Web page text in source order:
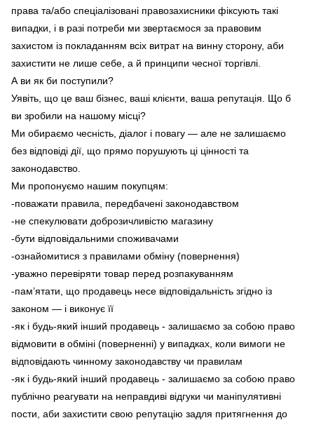
права та/або спеціалізовані правозахисники фіксують такі
випадки, і в разі потреби ми звертаємося за правовим
захистом із покладанням всіх витрат на винну сторону, аби
захистити не лише себе, а й принципи чесної торгівлі.
А ви як би поступили?
Уявіть, що це ваш бізнес, ваші клієнти, ваша репутація. Що б
ви зробили на нашому місці?
Ми обираємо чесність, діалог і повагу — але не залишаємо
без відповіді дії, що прямо порушують ці цінності та
законодавство.
Ми пропонуємо нашим покупцям:
-поважати правила, передбачені законодавством
-не спекулювати доброзичливістю магазину
-бути відповідальними споживачами
-ознайомитися з правилами обміну (повернення)
-уважно перевіряти товар перед розпакуванням
-пам’ятати, що продавець несе відповідальність згідно із
законом — і виконує її
-як і будь-який інший продавець - залишаємо за собою право
відмовити в обміні (поверненні) у випадках, коли вимоги не
відповідають чинному законодавству чи правилам
-як і будь-який інший продавець - залишаємо за собою право
публічно реагувати на неправдиві відгуки чи маніпулятивні
пости, аби захистити свою репутацію задля притягнення до